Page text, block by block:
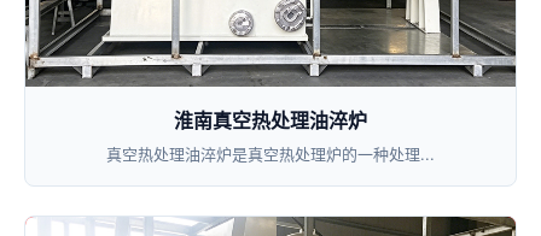
淮南真空热处理油淬炉
真空热处理油淬炉是真空热处理炉的一种处理...